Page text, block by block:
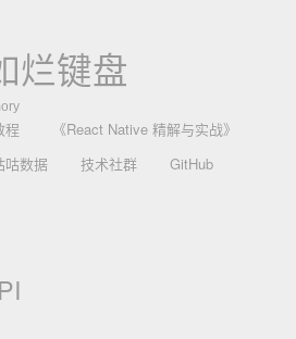
烂键盘
程
《React Native 精解与实战》
咕数据 技术社群
GitHub